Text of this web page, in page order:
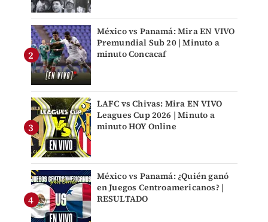
México vs Panamá: Mira EN VIVO
Premundial Sub 20 | Minuto a
minuto Concacaf
LAFC vs Chivas: Mira EN VIVO
Leagues Cup 2026 | Minuto a
minuto HOY Online
México vs Panamá: ¿Quién ganó
en Juegos Centroamericanos? |
RESULTADO